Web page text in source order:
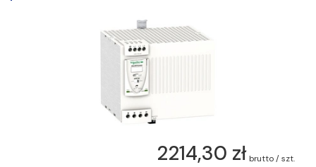
2214,30 zł brutto / szt.